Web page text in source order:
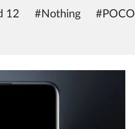
12 #Nothing #POCO